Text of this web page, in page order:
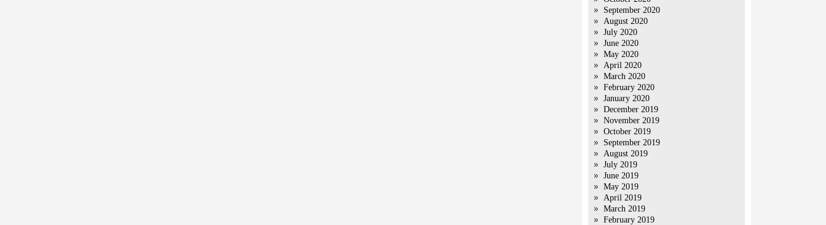
September 2020
August 2020
July 2020
June 2020
May 2020
April 2020
March 2020
February 2020
January 2020
December 2019
November 2019
October 2019
September 2019
August 2019
July 2019
June 2019
May 2019
April 2019
March 2019
February 2019